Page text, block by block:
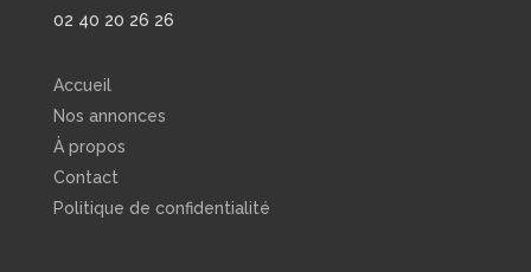
02 40 20 26 26
Accueil
Nos annonces
À propos
Contact
Politique de confidentialité